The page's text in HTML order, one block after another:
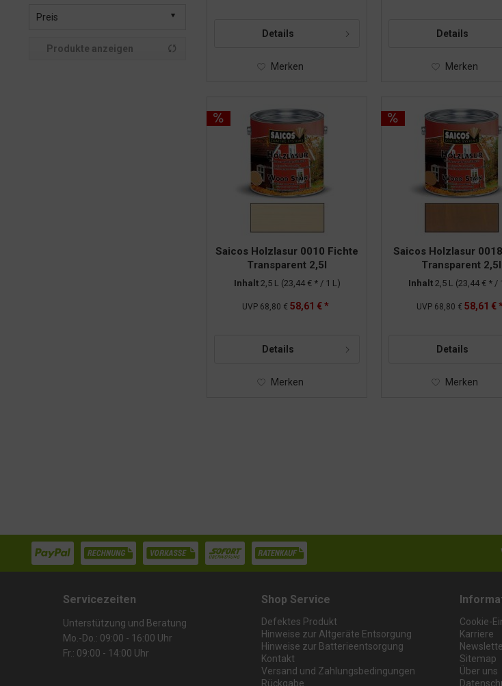
Saicos
Preis
Produkte anzeigen
Details
Merken
Details
Merken
Saicos Holzlasur 0010 Fichte
Transparent 2,5l
Inhalt 2,5 L (23,44 € * / 1 L)
UVP 68,80 € 58,61 € *
Details
Merken
Saicos Holzlasur
Transparent 2,5l
Inhalt 2,5 L (23,44 € * /
UVP 68,80 € 58,61 € *
Details
Merken
Servicezeiten
Unterstützung und Beratung
Mo.-Do.: 09:00 - 16:00 Uhr
Fr.: 09:00 - 14:00 Uhr
Shop Service
Defektes Produkt
Hinweise zur Altgeräte Entsorgung
Hinweise zur Batterieentsorgung
Kontakt
Versand und Zahlungsbedingungen
Rückgabe
Cookie-
Karriere
Sitemap
Über uns